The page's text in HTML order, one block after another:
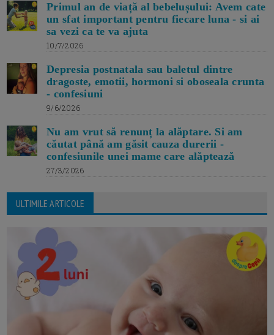
Primul an de viață al bebelușului: Avem cate
un sfat important pentru fiecare luna - si ai
sa vezi ca te va ajuta
10/7/2026
Depresia postnatala sau baletul dintre
dragoste, emotii, hormoni si oboseala crunta
- confesiuni
9/6/2026
Nu am vrut să renunț la alăptare. Si am
căutat până am găsit cauza durerii -
confesiunile unei mame care alăptează
27/3/2026
ULTIMILE ARTICOLE